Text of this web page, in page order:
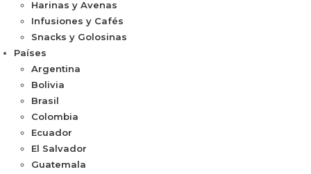
Harinas y Avenas
Infusiones y Cafés
Snacks y Golosinas
Países
Argentina
Bolivia
Brasil
Colombia
Ecuador
El Salvador
Guatemala